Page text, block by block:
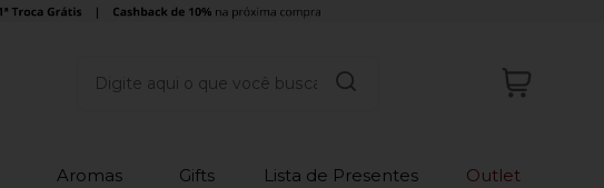
Aromas Gifts Lista de Presentes Outlet